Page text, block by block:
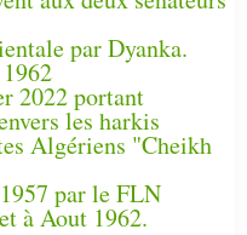
par Dyanka.
2022 portant
les harkis
Algériens "Cheikh
par le FLN
à Aout 1962.